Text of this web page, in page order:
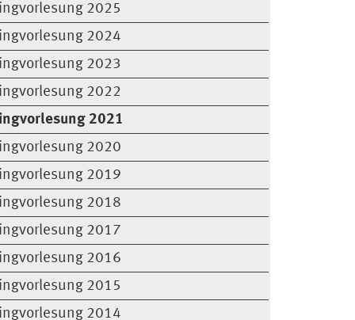
2025
2024
2023
2022
2021
2020
2019
2018
2017
2016
2015
2014